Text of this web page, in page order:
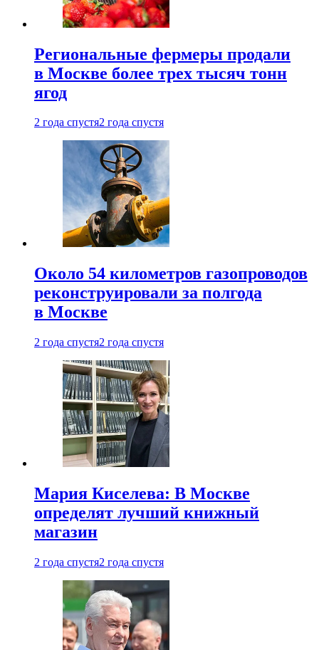
Региональные фермеры продали
в Москве более трех тысяч тонн
ягод
2 года спустя2 года спустя
Около 54 километров газопроводов
реконструировали за полгода
в Москве
2 года спустя2 года спустя
Мария Киселева: В Москве
определят лучший книжный
магазин
2 года спустя2 года спустя